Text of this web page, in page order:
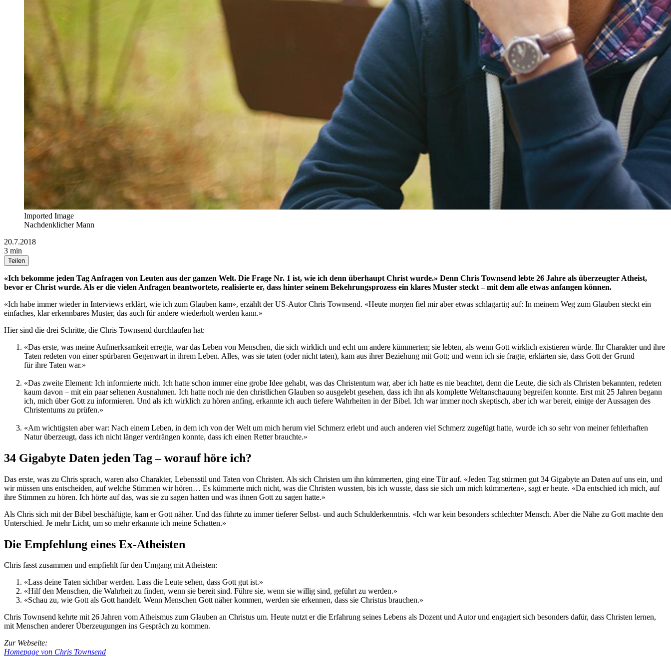
Imported Image
Nachdenklicher Mann
20.7.2018
3 min
Teilen
«Ich bekomme jeden Tag Anfragen von Leuten aus der ganzen Welt. Die Frage Nr. 1 ist, wie ich denn überhaupt Christ wurde.» Denn Chris Townsend lebte 26 Jahre als überzeugter Atheist,
bevor er Christ wurde. Als er die vielen Anfragen beantwortete, realisierte er, dass hinter seinem Bekehrungsprozess ein klares Muster steckt – mit dem alle etwas anfangen können.
«Ich habe immer wieder in Interviews erklärt, wie ich zum Glauben kam», erzählt der US-Autor Chris Townsend. «Heute morgen fiel mir aber etwas schlagartig auf: In meinem Weg zum Glauben steckt ein
einfaches, klar erkennbares Muster, das auch für andere wiederholt werden kann.»
Hier sind die drei Schritte, die Chris Townsend durchlaufen hat:
«Das erste, was meine Aufmerksamkeit erregte, war das Leben von Menschen, die sich wirklich und echt um andere kümmerten; sie lebten, als wenn Gott wirklich existieren würde. Ihr Charakter und ihre
Taten redeten von einer spürbaren Gegenwart in ihrem Leben. Alles, was sie taten (oder nicht taten), kam aus ihrer Beziehung mit Gott; und wenn ich sie fragte, erklärten sie, dass Gott der Grund
für ihre Taten war.»
«Das zweite Element: Ich informierte mich. Ich hatte schon immer eine grobe Idee gehabt, was das Christentum war, aber ich hatte es nie beachtet, denn die Leute, die sich als Christen bekannten, redeten
kaum davon – mit ein paar seltenen Ausnahmen. Ich hatte noch nie den christlichen Glauben so ausgelebt gesehen, dass ich ihn als komplette Weltanschauung begreifen konnte. Erst mit 25 Jahren begann
ich, mich über Gott zu informieren. Und als ich wirklich zu hören anfing, erkannte ich auch tiefere Wahrheiten in der Bibel. Ich war immer noch skeptisch, aber ich war bereit, einige der Aussagen des
Christentums zu prüfen.»
«Am wichtigsten aber war: Nach einem Leben, in dem ich von der Welt um mich herum viel Schmerz erlebt und auch anderen viel Schmerz zugefügt hatte, wurde ich so sehr von meiner fehlerhaften
Natur überzeugt, dass ich nicht länger verdrängen konnte, dass ich einen Retter brauchte.»
34 Gigabyte Daten jeden Tag – worauf höre ich?
Das erste, was zu Chris sprach, waren also Charakter, Lebensstil und Taten von Christen. Als sich Christen um ihn kümmerten, ging eine Tür auf. «Jeden Tag stürmen gut 34 Gigabyte an Daten auf uns ein, und
wir müssen uns entscheiden, auf welche Stimmen wir hören… Es kümmerte mich nicht, was die Christen wussten, bis ich wusste, dass sie sich um mich kümmerten», sagt er heute. «Da entschied ich mich, auf
ihre Stimmen zu hören. Ich hörte auf das, was sie zu sagen hatten und was ihnen Gott zu sagen hatte.»
Als Chris sich mit der Bibel beschäftigte, kam er Gott näher. Und das führte zu immer tieferer Selbst- und auch Schulderkenntnis. «Ich war kein besonders schlechter Mensch. Aber die Nähe zu Gott machte den
Unterschied. Je mehr Licht, um so mehr erkannte ich meine Schatten.»
Die Empfehlung eines Ex-Atheisten
Chris fasst zusammen und empfiehlt für den Umgang mit Atheisten:
«Lass deine Taten sichtbar werden. Lass die Leute sehen, dass Gott gut ist.»
«Hilf den Menschen, die Wahrheit zu finden, wenn sie bereit sind. Führe sie, wenn sie willig sind, geführt zu werden.»
«Schau zu, wie Gott als Gott handelt. Wenn Menschen Gott näher kommen, werden sie erkennen, dass sie Christus brauchen.»
Chris Townsend kehrte mit 26 Jahren vom Atheismus zum Glauben an Christus um. Heute nutzt er die Erfahrung seines Lebens als Dozent und Autor und engagiert sich besonders dafür, dass Christen lernen,
mit Menschen anderer Überzeugungen ins Gespräch zu kommen.
Zur Webseite:
Homepage von Chris Townsend